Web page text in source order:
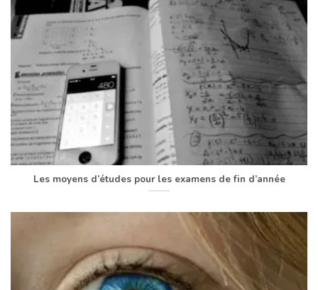
Les moyens d’études pour les examens de fin d’année